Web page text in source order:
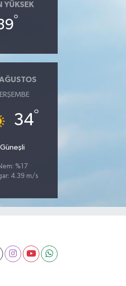
YÜKSEK
°
34°
Güneşli
%17
4.39 m/s